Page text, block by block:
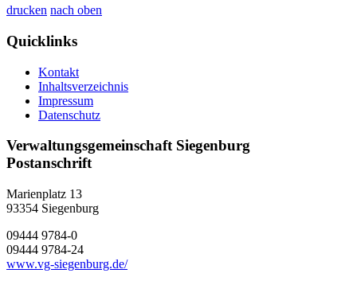
drucken nach oben
Quicklinks
Kontakt
Inhaltsverzeichnis
Impressum
Datenschutz
Verwaltungsgemeinschaft Siegenburg
Postanschrift
Marienplatz 13
93354 Siegenburg
09444 9784-0
09444 9784-24
www.vg-siegenburg.de/